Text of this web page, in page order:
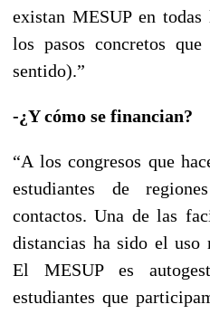
existan MESUP en todas
los pasos concretos
sentido).”
-¿Y cómo se financian?
“A los congresos que
estudiantes de
contactos. Una de las
distancias ha sido el uso
El MESUP es
estudiantes que